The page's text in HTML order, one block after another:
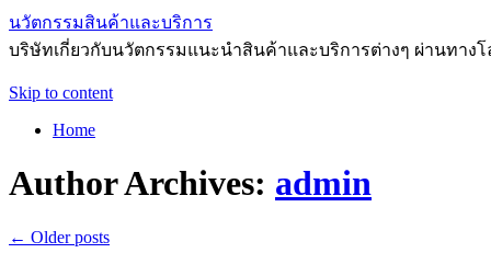
นวัตกรรมสินค้าและบริการ
บริษัทเกี่ยวกับนวัตกรรมแนะนำสินค้าและบริการต่างๆ ผ่านทาง
Skip to content
Home
Author Archives: admin
← Older posts